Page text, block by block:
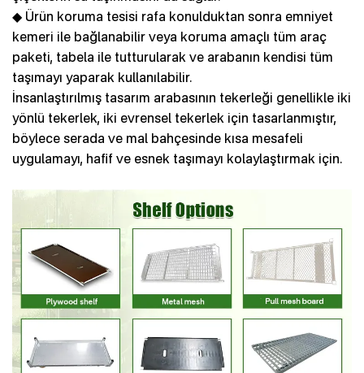
◆ Ürün koruma tesisi rafa konulduktan sonra emniyet
kemeri ile bağlanabilir veya koruma amaçlı tüm araç
paketi, tabela ile tutturularak ve arabanın kendisi tüm
taşımayı yaparak kullanılabilir.
İnsanlaştırılmış tasarım arabasının tekerleği genellikle iki
yönlü tekerlek, iki evrensel tekerlek için tasarlanmıştır,
böylece serada ve mal bahçesinde kısa mesafeli
uygulamayı, hafif ve esnek taşımayı kolaylaştırmak için.